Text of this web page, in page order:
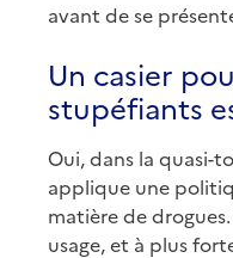
avant de se
Un casier
stupéfiants
Oui, dans la quasi-
applique une
matière de
usage, et à plus